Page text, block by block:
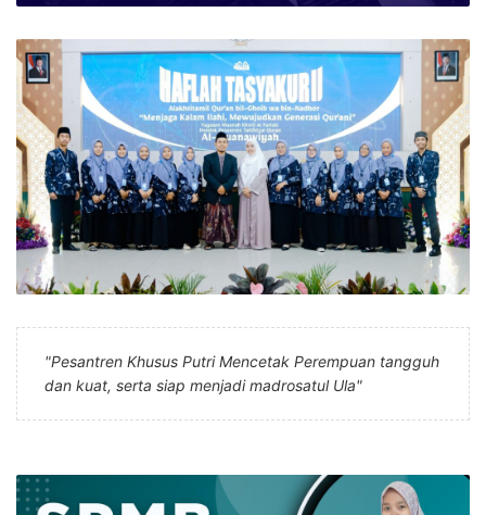
"Pesantren Khusus Putri Mencetak Perempuan tangguh
dan kuat, serta siap menjadi madrosatul Ula"